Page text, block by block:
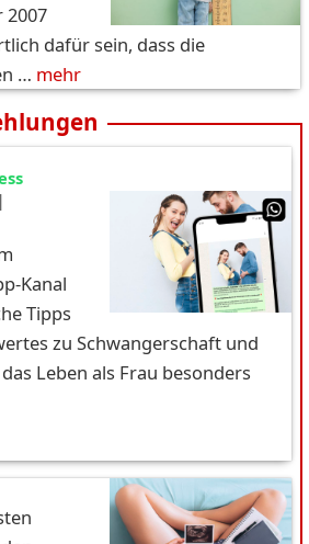
2007
dafür sein, dass die
… mehr
Kanal
Tipps
zu Schwangerschaft und
Leben als Frau besonders